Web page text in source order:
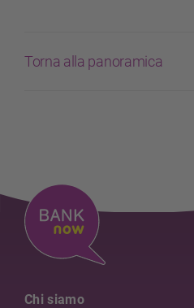
Torna alla panoramica
Chi siamo